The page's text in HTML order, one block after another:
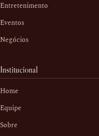
Entretenimento
Eventos
Negócios
Institucional
Home
Equipe
Sobre